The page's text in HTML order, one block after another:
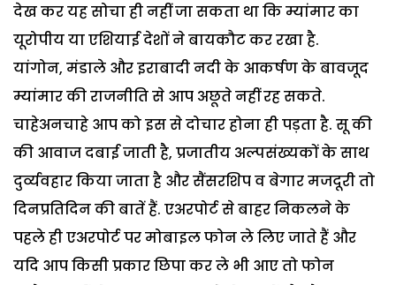
देख कर यह सोचा ही नहीं जा सकता था कि म्यांमार का
यूरोपीय या एशियाई देशों ने बायकौट कर रखा है.
यांगोन, मंडाले और इराबादी नदी के आकर्षण के बावजूद
म्यांमार की राजनीति से आप अछूते नहीं रह सकते.
चाहेअनचाहे आप को इस से दोचार होना ही पड़ता है. सू की
की आवाज दबाई जाती है, प्रजातीय अल्पसंख्यकों के साथ
दुर्व्यवहार किया जाता है और सैंसरशिप व बेगार मजदूरी तो
दिनप्रतिदिन की बातें हैं. एअरपोर्ट से बाहर निकलने के
पहले ही एअरपोर्ट पर मोबाइल फोन ले लिए जाते हैं और
यदि आप किसी प्रकार छिपा कर ले भी आए तो फोन